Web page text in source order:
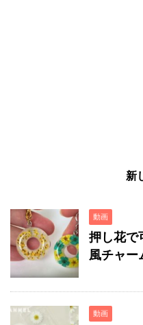
新
動画
押し花で
風チャー
動画